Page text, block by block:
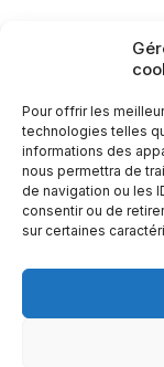
Pour offrir les
technologies telles
informations des
nous permettra de
de navigation ou les
consentir ou de
sur certaines